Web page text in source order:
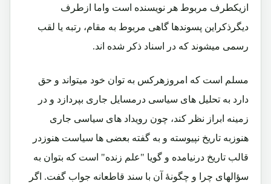
ازیکطرف مربوط هر نویسنده است واما ازطرف
دیگرذکراین پسوندها گاهی مربوط به مقام، رتبه یا لقب
رسمی میشوند که در اسناد ذکر شده اند.
مسلم است که امروزهرکس به توان خود میتواند و حق
دارد به تحلیل های سیاسی درمسایل جاری بپردازد و در
زمینه ابراز نظر کند، چون رویداد های سیاسی جاری
هنوزبه تاریخ نپیوسته و به گفته بعضی ها سیاست هنوزدر
قالب تاریخ درنیامده و گویا "علم زنده" است که بتوان به
سؤالهای چرا و چگونۀ آن با سند قاطعانه جواب گفت. اگر